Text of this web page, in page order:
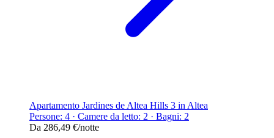
Apartamento Jardines de Altea Hills 3 in Altea
Persone: 4 · Camere da letto: 2 · Bagni: 2
Da 286,49 €/notte